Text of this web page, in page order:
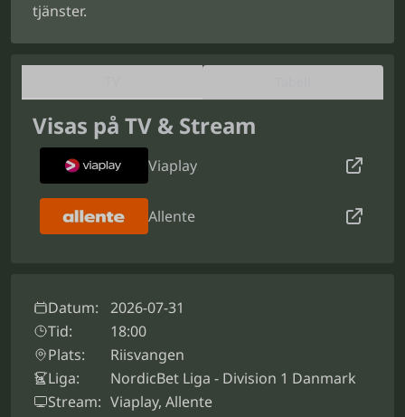
tjänster.
Visas på TV & Stream
Viaplay
Allente
Datum:
2026-07-31
Tid:
18:00
Plats:
Riisvangen
Liga:
NordicBet Liga - Division 1 Danmark
Stream: Viaplay, Allente